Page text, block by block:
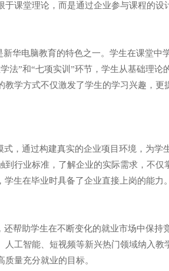
课堂理论，而是通过企业参与课程的设
华电脑教育的特色之一。学生在课堂中
法”和“七项实训”环节，学生从基础理
教学方式不仅激发了学生的学习兴趣，
通过构建真实的企业项目环境，为学
到行业标准，了解企业的实际需求，不
生在毕业时具备了企业直接上岗的能力。
助学生在不断变化的就业市场中保持
人工智能、短视频等新兴热门领域纳入
量充分就业的目标。